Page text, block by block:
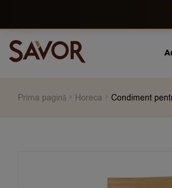
Prima pagină Horeca Condiment